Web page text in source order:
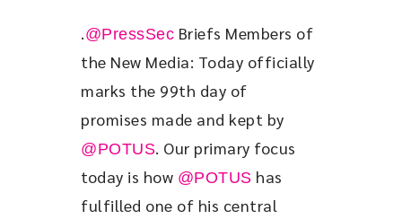
.@PressSec Briefs Members of
the New Media: Today officially
marks the 99th day of
promises made and kept by
@POTUS. Our primary focus
today is how @POTUS has
fulfilled one of his central